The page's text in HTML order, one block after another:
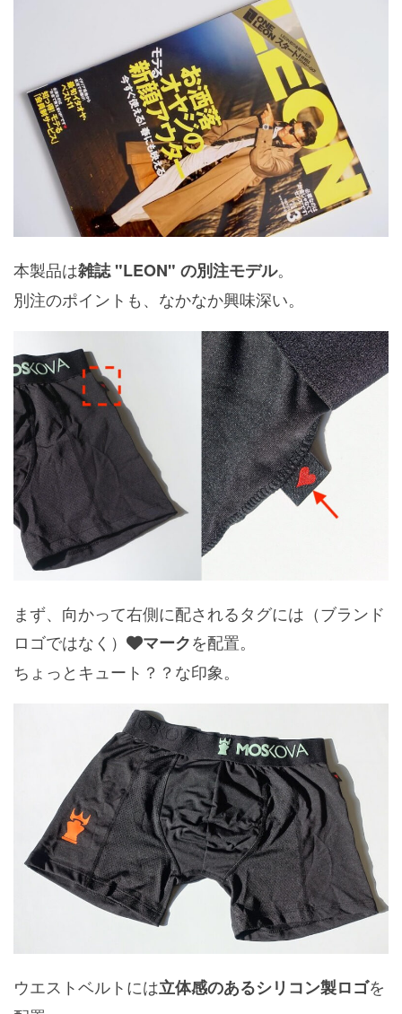
本製品は雑誌 "LEON" の別注モデル。
別注のポイントも、なかなか興味深い。
まず、向かって右側に配されるタグには（ブランド
ロゴではなく）
マークを配置。
ちょっとキュート？？な印象。
ウエストベルトには立体感のあるシリコン製ロゴを